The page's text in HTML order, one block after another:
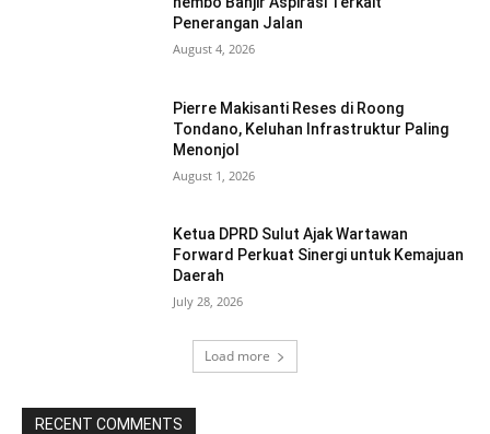
Penerangan Jalan
August 4, 2026
Pierre Makisanti Reses di Roong
Tondano, Keluhan Infrastruktur Paling
Menonjol
August 1, 2026
Ketua DPRD Sulut Ajak Wartawan
Forward Perkuat Sinergi untuk Kemajuan
Daerah
July 28, 2026
Load more
RECENT COMMENTS